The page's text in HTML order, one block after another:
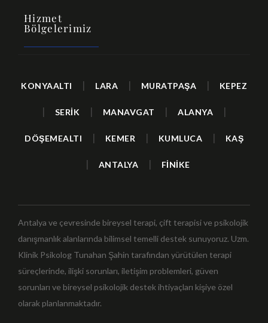
Hizmet
Bölgelerimiz
KONYAALTI LARA MURATPAŞA KEPEZ
SERİK MANAVGAT ALANYA
DÖŞEMEALTI KEMER KUMLUCA KAŞ
ANTALYA FİNİKE
Antalya ve çevresinde bireysel terapi, çift terapisi ve psikolojik
danışmanlık alanlarında bilimsel temelli destek sunuyoruz. Uzm.
Klinik Psikolog Tunahan Şahin tarafından yürütülen terapi
süreçlerinde, ilişki sorunları, iletişim problemleri, güven
sorunları ve bireysel psikolojik destek ihtiyaçları kişiye özel
olarak planlanmaktadır.